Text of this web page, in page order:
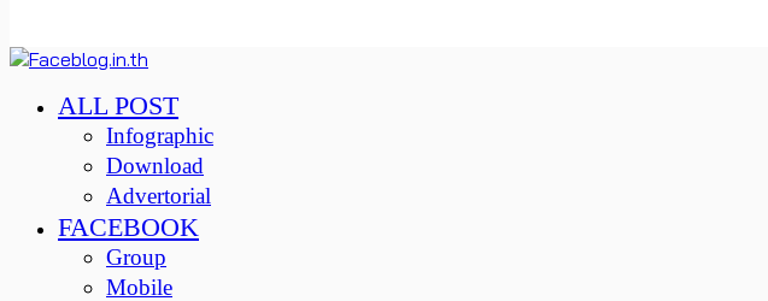
ALL POST
Infographic
Download
Advertorial
FACEBOOK
Group
Mobile